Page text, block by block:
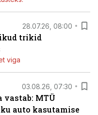
28.07.26, 08:00
trikid
viga
03.08.26, 07:30
vastab: MTÜ
auto kasutamise